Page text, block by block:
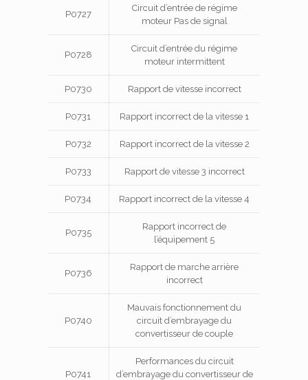
P0727
Circuit d’entrée de régime
moteur Pas de signal
P0728
Circuit d’entrée du régime
moteur intermittent
P0730 Rapport de vitesse incorrect
P0731 Rapport incorrect de la vitesse 1
P0732 Rapport incorrect de la vitesse 2
P0733 Rapport de vitesse 3 incorrect
P0734 Rapport incorrect de la vitesse 4
P0735
Rapport incorrect de
l’équipement 5
P0736
Rapport de marche arrière
incorrect
P0740
Mauvais fonctionnement du
circuit d’embrayage du
convertisseur de couple
P0741
Performances du circuit
d’embrayage du convertisseur de